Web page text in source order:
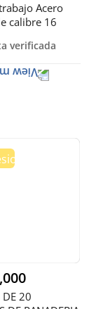
Acero
calibre 16
verificada
DE 20